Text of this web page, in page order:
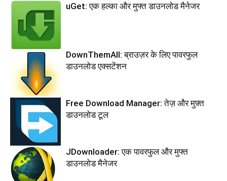
uGet: एक हल्का और मुफ्त डाउनलोड मैनेजर
DownThemAll: ब्राउज़र के लिए पावरफुल
डाउनलोड एक्सटेंशन
Free Download Manager: तेज़ और मुफ़्त
डाउनलोड टूल
JDownloader: एक पावरफुल और मुफ्त
डाउनलोड मैनेजर